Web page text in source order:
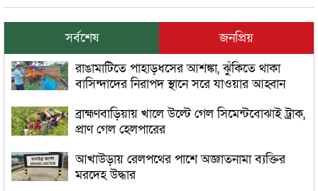
সর্বশেষ
জনপ্রিয়
রাঙামাটিতে পাহাড়ধসের আশঙ্কা, ঝুঁকিতে থাকা
বাসিন্দাদের নিরাপদ স্থানে সরে যাওয়ার আহ্বান
ব্রাহ্মণবাড়িয়ায় খালে উল্টে গেল সিমেন্টবোঝাই ট্রাক,
প্রাণ গেল হেলপারের
আখাউড়ায় রেলপথের পাশে অজ্ঞাতনামা ব্যক্তির
মরদেহ উদ্ধার